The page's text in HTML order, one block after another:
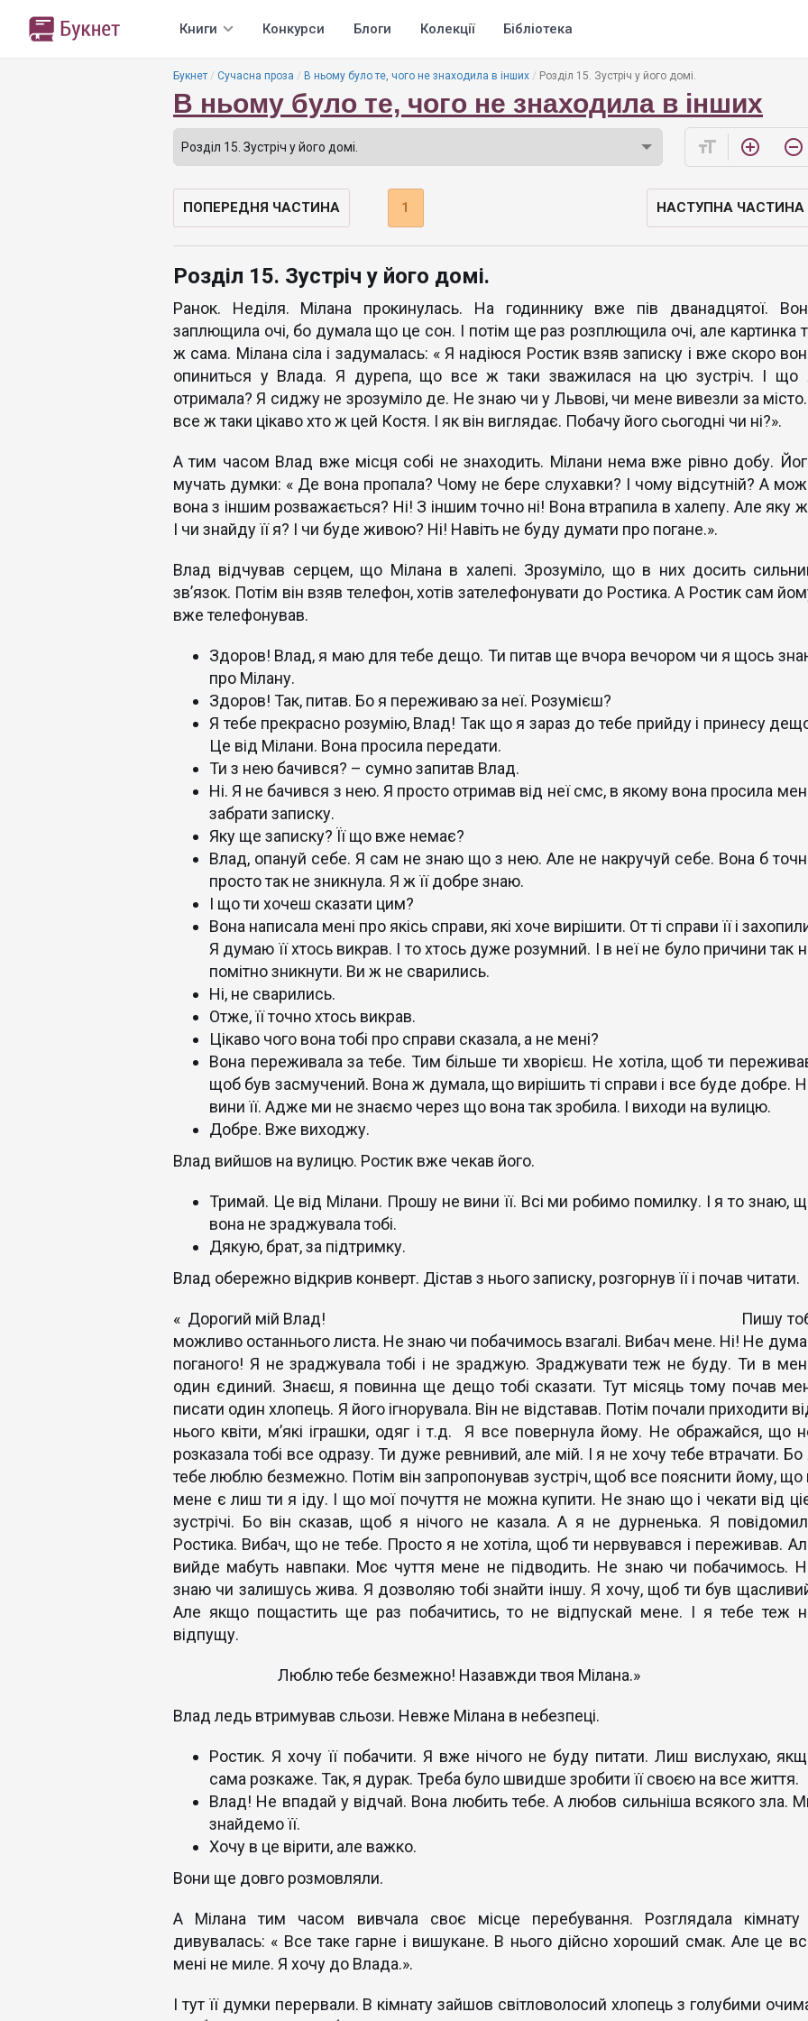
Книги Конкурси Блоги Колекції Бібліотека
Букнет Сучасна проза В ньому було те, чого не знаходила в інших Розділ 15. Зустріч у його домі.
В ньому було те, чого не знаходила в інших
format_size add_circle_outline remove_circle_outline
ПОПЕРЕДНЯ ЧАСТИНА 1 НАСТУПНА ЧАСТИНА
Розділ 15. Зустріч у його домі.
Ранок. Неділя. Мілана прокинулась. На годиннику вже пів дванадцятої.
заплющила очі, бо думала що це сон. І потім ще раз розплющила очі, але картинка
ж сама. Мілана сіла і задумалась: « Я надіюся Ростик взяв записку і вже скоро
опиниться у Влада. Я дурепа, що все ж таки зважилася на цю зустріч. І що
отримала? Я сиджу не зрозуміло де. Не знаю чи у Львові, чи мене вивезли за місто.
все ж таки цікаво хто ж цей Костя. І як він виглядає. Побачу його сьогодні чи ні?».
А тим часом Влад вже місця собі не знаходить. Мілани нема вже рівно добу.
мучать думки: « Де вона пропала? Чому не бере слухавки? І чому відсутній? А
вона з іншим розважається? Ні! З іншим точно ні! Вона втрапила в халепу. Але яку
І чи знайду її я? І чи буде живою? Ні! Навіть не буду думати про погане.».
Влад відчував серцем, що Мілана в халепі. Зрозуміло, що в них досить
зв’язок. Потім він взяв телефон, хотів зателефонувати до Ростика. А Ростик сам
вже телефонував.
Здоров! Влад, я маю для тебе дещо. Ти питав ще вчора вечором чи я щось
про Мілану.
Здоров! Так, питав. Бо я переживаю за неї. Розумієш?
Я тебе прекрасно розумію, Влад! Так що я зараз до тебе прийду і принесу
Це від Мілани. Вона просила передати.
Ти з нею бачився? – сумно запитав Влад.
Ні. Я не бачився з нею. Я просто отримав від неї смс, в якому вона просила
забрати записку.
Яку ще записку? Її що вже немає?
Влад, опануй себе. Я сам не знаю що з нею. Але не накручуй себе. Вона б
просто так не зникнула. Я ж її добре знаю.
І що ти хочеш сказати цим?
Вона написала мені про якісь справи, які хоче вирішити. От ті справи її і
Я думаю її хтось викрав. І то хтось дуже розумний. І в неї не було причини так
помітно зникнути. Ви ж не сварились.
Ні, не сварились.
Отже, її точно хтось викрав.
Цікаво чого вона тобі про справи сказала, а не мені?
Вона переживала за тебе. Тим більше ти хворієш. Не хотіла, щоб ти
щоб був засмучений. Вона ж думала, що вирішить ті справи і все буде добре.
вини її. Адже ми не знаємо через що вона так зробила. І виходи на вулицю.
Добре. Вже виходжу.
Влад вийшов на вулицю. Ростик вже чекав його.
Тримай. Це від Мілани. Прошу не вини її. Всі ми робимо помилку. І я то знаю,
вона не зраджувала тобі.
Дякую, брат, за підтримку.
Влад обережно відкрив конверт. Дістав з нього записку, розгорнув її і почав читати.
« Дорогий мій Влад! Пишу
можливо останнього листа. Не знаю чи побачимось взагалі. Вибач мене. Ні! Не
поганого! Я не зраджувала тобі і не зраджую. Зраджувати теж не буду. Ти в
один єдиний. Знаєш, я повинна ще дещо тобі сказати. Тут місяць тому почав
писати один хлопець. Я його ігнорувала. Він не відставав. Потім почали приходити
нього квіти, м’які іграшки, одяг і т.д. Я все повернула йому. Не ображайся, що
розказала тобі все одразу. Ти дуже ревнивий, але мій. І я не хочу тебе втрачати. Бо
тебе люблю безмежно. Потім він запропонував зустріч, щоб все пояснити йому, що
мене є лиш ти я іду. І що мої почуття не можна купити. Не знаю що і чекати від
зустрічі. Бо він сказав, щоб я нічого не казала. А я не дурненька. Я
Ростика. Вибач, що не тебе. Просто я не хотіла, щоб ти нервувався і переживав.
вийде мабуть навпаки. Моє чуття мене не підводить. Не знаю чи побачимось.
знаю чи залишусь жива. Я дозволяю тобі знайти іншу. Я хочу, щоб ти був
Але якщо пощастить ще раз побачитись, то не відпускай мене. І я тебе теж
відпущу.
Люблю тебе безмежно! Назавжди твоя Мілана.»
Влад ледь втримував сльози. Невже Мілана в небезпеці.
Ростик. Я хочу її побачити. Я вже нічого не буду питати. Лиш вислухаю,
сама розкаже. Так, я дурак. Треба було швидше зробити її своєю на все життя.
Влад! Не впадай у відчай. Вона любить тебе. А любов сильніша всякого зла.
знайдемо її.
Хочу в це вірити, але важко.
Вони ще довго розмовляли.
А Мілана тим часом вивчала своє місце перебування. Розглядала кімнату
дивувалась: « Все таке гарне і вишукане. В нього дійсно хороший смак. Але це
мені не миле. Я хочу до Влада.».
І тут її думки перервали. В кімнату зайшов світловолосий хлопець з голубими